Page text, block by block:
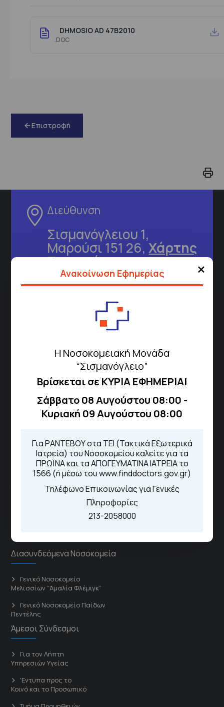
×
Ανακοίνωση Εφημερίας
Η Νοσοκομειακή Μονάδα
“Σισμανόγλειο”
Βρίσκεται σε ΚΥΡΙΑ ΕΦΗΜΕΡΙΑ!
Σάββατο 08 Αυγούστου 08:00 -
Κυριακή 09 Αυγούστου 08:00
Για ΡΑΝΤΕΒΟΥ στα ΤΕΙ (Τακτικά Εξωτερικά
Ιατρεία) του Νοσοκομείου καλείτε για τα
ΠΡΩΪΝΑ και τα ΑΠΟΓΕΥΜΑΤΙΝΑ ΙΑΤΡΕΙΑ το
1566 (ή μέσω του www.finddoctors.gov.gr)
Τηλέφωνο Επικοινωνίας για Γενικές
Πληροφορίες
213-2058000
DHMOSIO AD 47B2010
.DOC
Επιστροφή
Διεύθυνση
Σισμανόγλειου 1,
Μαρούσι 151 26,Χάρτης
Περιοχής
Για τα πρωινά και τα απογευματινά
Από τον ιστότοποeΡαντεβού
1566
Μέσω της εφαρμογής "MyHealth
ΓΝΑ Νοσοκομείο Σισμανόγλειο - Αμαλία Φλέμιγκ
Το Σισμανόγλειο συνεργάζεται με άλλα νοσηλευτικά
ιδρύματα και μονάδες υγείας στα πλαίσια εφαρμογής
ειδικών προγραμμάτων βελτίωσης της ποιότητας
Διασυνδεόμενα Νοσοκομεία
Γενικό Νοσοκομείο
Μελισσίων “Άμαλία Φλέμιγκ”
Γενικό Νοσοκομείο Παίδων
Πεντέλης
Άμεσοι Σύνδεσμοι
Για τον Λήπτη
Υπηρεσιών Υγείας
'Εντυπα προς το
Κοινό και το Προσωπικό